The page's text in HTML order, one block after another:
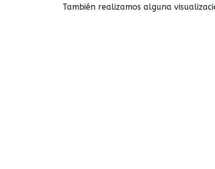
También realizamos alguna